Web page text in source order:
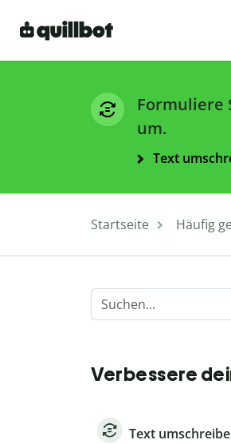
Formuliere
um.
Text
Startseite Häufig
Verbessere
Text